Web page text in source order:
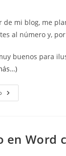
entrada:
de mi blog, me
al número y,
buenos para
Omitir
El
Laen Word